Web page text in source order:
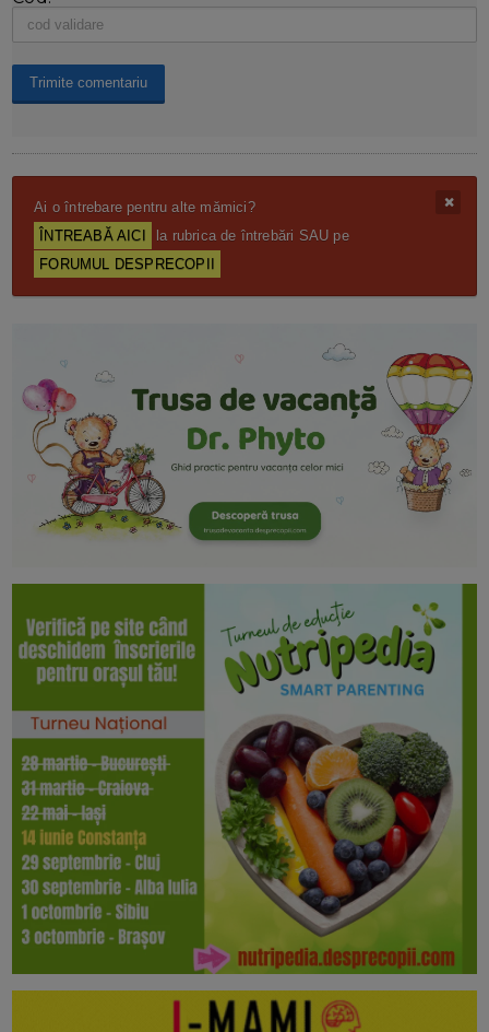
Ai o întrebare pentru alte mămici?
ÎNTREABĂ AICI
la rubrica de întrebări SAU pe
FORUMUL DESPRECOPII